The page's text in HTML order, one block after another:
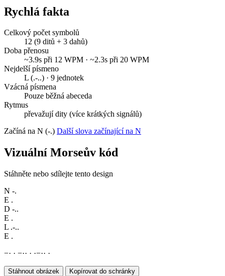
Rychlá fakta
Celkový počet symbolů
12 (9 ditů + 3 dahů)
Doba přenosu
~3.9s při 12 WPM · ~2.3s při 20 WPM
Nejdelší písmeno
L (.-..) · 9 jednotek
Vzácná písmena
Pouze běžná abeceda
Rytmus
převažují dity (více krátkých signálů)
Začíná na N (-.) Další slova začínající na N
Vizuální Morseův kód
Stáhněte nebo sdílejte tento design
N -.
E .
D -..
E .
L .-..
E .
−· · −·· · ·−·· ·
Stáhnout obrázek Kopírovat do schránky